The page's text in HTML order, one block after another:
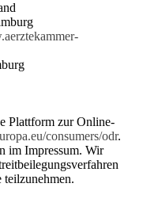
Plattform zur Online-
consumers/odr.
im Impressum. Wir
teilzunehmen.